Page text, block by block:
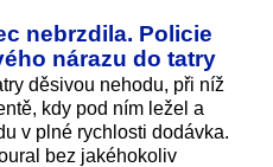
nebrzdila. Policie
nárazu do tatry
děsivou nehodu, při níž
kdy pod ním ležel a
v plné rychlosti dodávka.
bez jakéhokoliv